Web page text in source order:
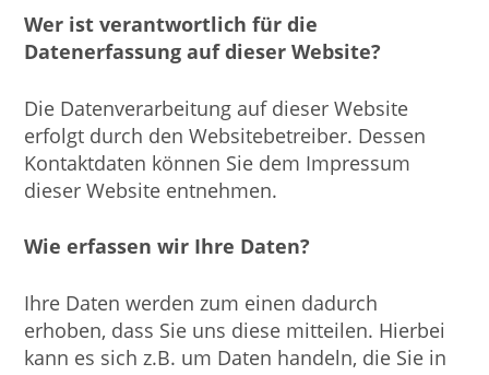
Wer ist verantwortlich für die
Datenerfassung auf dieser Website?
Die Datenverarbeitung auf dieser Website
erfolgt durch den Websitebetreiber. Dessen
Kontaktdaten können Sie dem Impressum
dieser Website entnehmen.
Wie erfassen wir Ihre Daten?
Ihre Daten werden zum einen dadurch
erhoben, dass Sie uns diese mitteilen. Hierbei
kann es sich z.B. um Daten handeln, die Sie in